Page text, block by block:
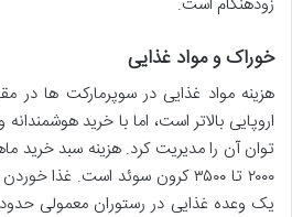
خوراک و مواد غذایی
هزینه مواد غذایی در سوپرمارکت ها در
اروپایی بالاتر است، اما با خرید
توان آن را مدیریت کرد. هزینه سبد خرید
۲۰۰۰ تا ۳۵۰۰ کرون سوئد است. غذا